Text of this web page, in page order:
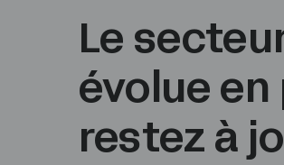
Le
évolue en
restez à